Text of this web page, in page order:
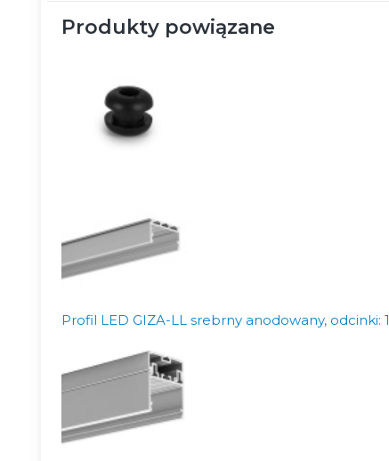
Produkty powiązane
Profil LED GIZA-LL srebrny anodowany, odcinki: